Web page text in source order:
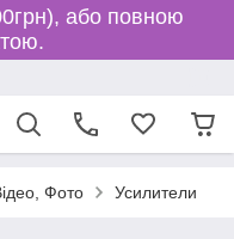
або повною
Фото Усилители